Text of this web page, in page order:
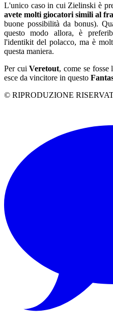
L'unico caso in cui Zielinski è
avete molti giocatori simili al
buone possibilità da bonus).
questo modo allora, è
l'identikit del polacco, ma è
questa maniera.
Per cuiVeretout, come se fosse
esce da vincitore in questo
© RIPRODUZIONE